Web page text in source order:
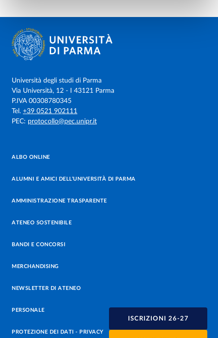
ISCRIZIONI 26-27
Università degli studi di Parma
Via Università, 12 - I 43121 Parma
P.IVA 00308780345
Tel. +39 0521 902111
PEC: protocollo@pec.unipr.it
ALBO ONLINE
ALUMNI E AMICI DELL’UNIVERSITÀ DI PARMA
AMMINISTRAZIONE TRASPARENTE
ATENEO SOSTENIBILE
BANDI E CONCORSI
MERCHANDISING
NEWSLETTER DI ATENEO
PERSONALE
PROTEZIONE DEI DATI - PRIVACY